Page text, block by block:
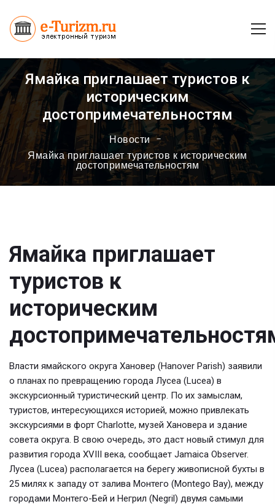
Ямайка приглашает туристов к
историческим
достопримечательностям
Новости
Ямайка приглашает туристов к историческим
достопримечательностям
Ямайка приглашает
туристов к
историческим
Власти ямайского округа Хановер (Hanover Parish) заявили
о планах по превращению города Лусеа (Lucea) в
экскурсионный туристический центр. По их замыслам,
туристов, интересующихся историей, можно привлекать
экскурсиями в форт Charlotte, музей Хановера и здание
совета округа. В свою очередь, это даст новый стимул для
развития города XVIII века, сообщает Jamaica Observer.
Лусеа (Lucea) располагается на берегу живописной бухты в
25 милях к западу от залива Монтего (Montego Bay), между
городами Монтего-Бей и Негрил (Negril) двумя самыми